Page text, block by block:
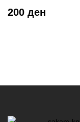
200 ден